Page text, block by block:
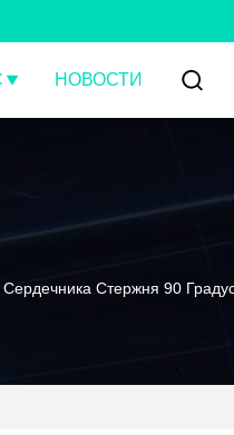
НОВОСТИ
Сердечника Стержня 90